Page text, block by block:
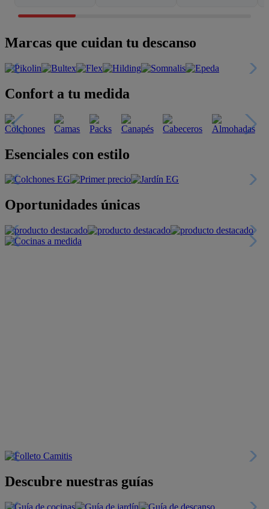
Marcas que cuidan tu descanso
Confort a tu medida
Esenciales con estilo
Oportunidades únicas
Descubre nuestras guías